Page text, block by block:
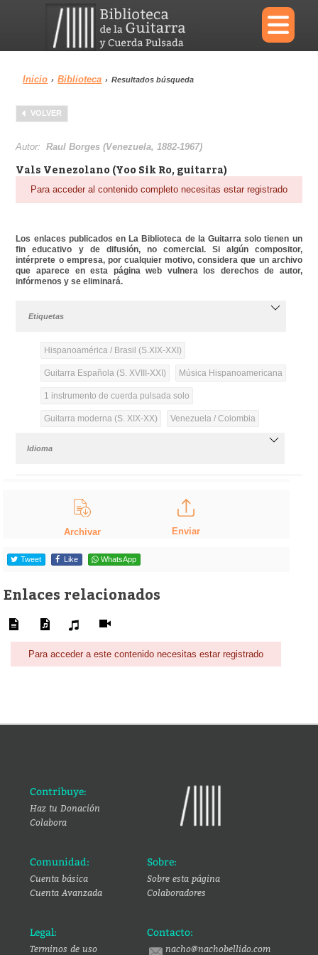
×
Menu
Biblioteca Diccionario
Inicio › Biblioteca › Resultados búsqueda
VOLVER
Autor:Raul Borges (Venezuela, 1882-1967)
Vals Venezolano (Yoo Sik Ro, guitarra)
Para acceder al contenido completo necesitas estar registrado
Los enlaces publicados en La Biblioteca de la Guitarra solo tienen un
fin educativo y de difusión, no comercial. Si algún compositor,
intérprete o empresa, por cualquier motivo, considera que un archivo
que aparece en esta página web vulnera los derechos de autor,
infórmenos y se eliminará.
Etiquetas
Hispanoamérica / Brasil (S.XIX-XXI)
Guitarra Española (S. XVIII-XXI) Música Hispanoamericana
1 instrumento de cuerda pulsada solo
Guitarra moderna (S. XIX-XX) Venezuela / Colombia
Idioma
Archivar Enviar
Tweet Like WhatsApp
Enlaces relacionados
Para acceder a este contenido necesitas estar registrado
Contribuye:
Haz tu Donación
Colabora
Comunidad:
Cuenta básica
Cuenta Avanzada
Sobre:
Sobre esta página
Colaboradores
Legal:
Terminos de uso
Contacto:
nacho@nachobellido.com